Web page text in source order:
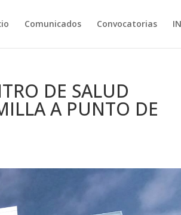
Comunicados Convocatorias
DE SALUD
A PUNTO DE